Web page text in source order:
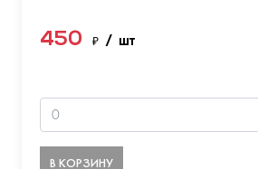
450 ₽ / шт
В КОРЗИНУ